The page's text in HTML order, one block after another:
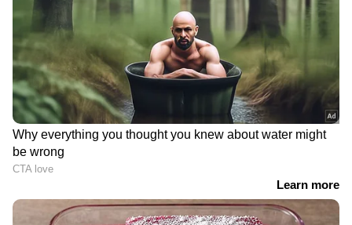
തത്സമയ അപ്‌ഡേറ്റുകളും ആഴത്തിലുള്ള
വിശകലനവും സമഗ്രമായ റിപ്പോർട്ടിംഗും —
എല്ലാം ഒരൊറ്റ സ്ഥലത്ത്. ഏത് സമയത്തും,
എവിടെയും വിശ്വസനീയമായ വാർത്തകൾ
ലഭിക്കാൻAsianet News Malayalam